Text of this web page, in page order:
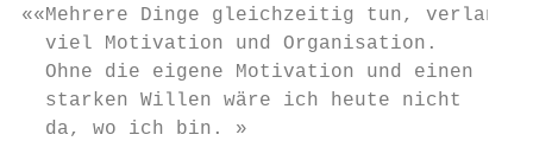
««Mehrere Dinge gleichzeitig tun, verlangt
  viel Motivation und Organisation.
  Ohne die eigene Motivation und einen
  starken Willen wäre ich heute nicht
  da, wo ich bin. »